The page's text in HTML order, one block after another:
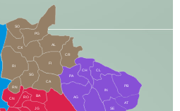
CX
RI
AL
CR
FI
SG
BA
CA
PA
CH CL
PB
SE
AG
RO
JG
IN
RN
CN
AT
PG
SO